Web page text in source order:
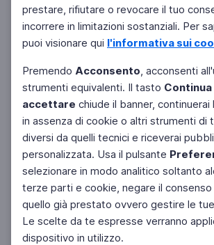
prestare, rifiutare o revocare il tuo
incorrere in limitazioni sostanziali. Per
puoi visionare qui l'informativa sui
Premendo Acconsento, acconsenti
strumenti equivalenti. Il tasto
accettare chiude il banner, continuerai
in assenza di cookie o altri strumenti di
diversi da quelli tecnici e riceverai
personalizzata. Usa il pulsante
selezionare in modo analitico soltanto
terze parti e cookie, negare il
quello già prestato ovvero gestire le
Le scelte da te espresse verranno
dispositivo in utilizzo.
Facebook Twitter